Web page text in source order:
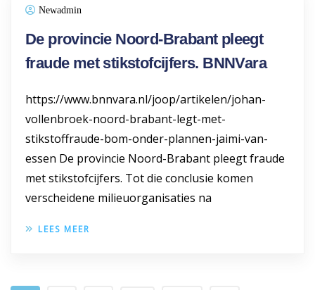
Newadmin
De provincie Noord-Brabant pleegt
fraude met stikstofcijfers. BNNVara
https://www.bnnvara.nl/joop/artikelen/johan-
vollenbroek-noord-brabant-legt-met-
stikstoffraude-bom-onder-plannen-jaimi-van-
essen De provincie Noord-Brabant pleegt fraude
met stikstofcijfers. Tot die conclusie komen
verscheidene milieuorganisaties na
LEES MEER